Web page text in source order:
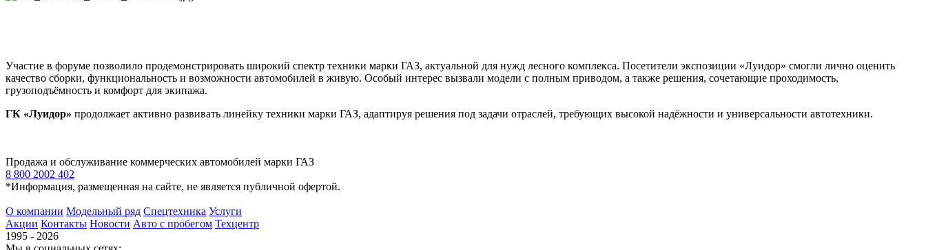
Участие в форуме позволило продемонстрировать широкий спектр техники марки ГАЗ, актуальной для нужд лесного комплекса. Посетители экспозиции «Луидор» смогли лично оценить
качество сборки, функциональность и возможности автомобилей в живую. Особый интерес вызвали модели с полным приводом, а также решения, сочетающие проходимость,
грузоподъёмность и комфорт для экипажа.
ГК «Луидор» продолжает активно развивать линейку техники марки ГАЗ, адаптируя решения под задачи отраслей, требующих высокой надёжности и универсальности автотехники.
Продажа и обслуживание коммерческих автомобилей марки ГАЗ
8 800 2002 402
*Информация, размещенная на сайте, не является публичной офертой.
О компании Модельный ряд Спецтехника Услуги
Акции Контакты Новости Авто с пробегом Техцентр
1995 - 2026